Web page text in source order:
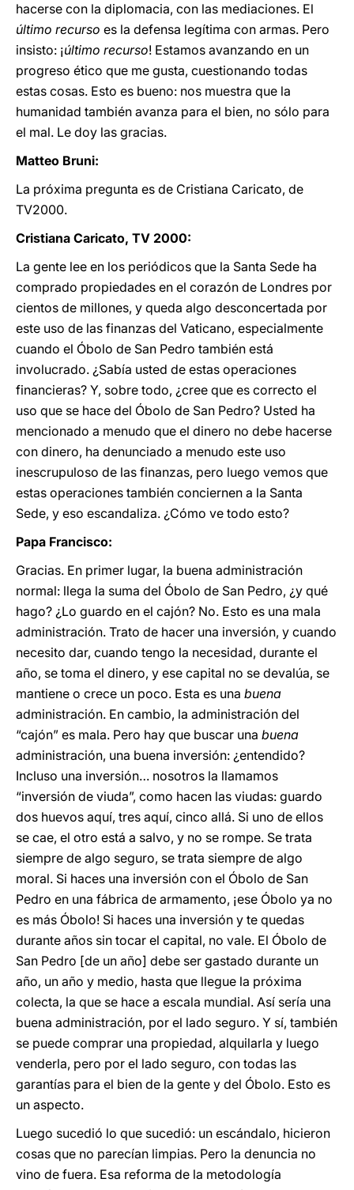
hacerse con la diplomacia, con las mediaciones. El
último recurso es la defensa legítima con armas. Pero
insisto: ¡último recurso! Estamos avanzando en un
progreso ético que me gusta, cuestionando todas
estas cosas. Esto es bueno: nos muestra que la
humanidad también avanza para el bien, no sólo para
el mal. Le doy las gracias.
Matteo Bruni:
La próxima pregunta es de Cristiana Caricato, de
TV2000.
Cristiana Caricato, TV 2000:
La gente lee en los periódicos que la Santa Sede ha
comprado propiedades en el corazón de Londres por
cientos de millones, y queda algo desconcertada por
este uso de las finanzas del Vaticano, especialmente
cuando el Óbolo de San Pedro también está
involucrado. ¿Sabía usted de estas operaciones
financieras? Y, sobre todo, ¿cree que es correcto el
uso que se hace del Óbolo de San Pedro? Usted ha
mencionado a menudo que el dinero no debe hacerse
con dinero, ha denunciado a menudo este uso
inescrupuloso de las finanzas, pero luego vemos que
estas operaciones también conciernen a la Santa
Sede, y eso escandaliza. ¿Cómo ve todo esto?
Papa Francisco:
Gracias. En primer lugar, la buena administración
normal: llega la suma del Óbolo de San Pedro, ¿y qué
hago? ¿Lo guardo en el cajón? No. Esto es una mala
administración. Trato de hacer una inversión, y cuando
necesito dar, cuando tengo la necesidad, durante el
año, se toma el dinero, y ese capital no se devalúa, se
mantiene o crece un poco. Esta es una buena
administración. En cambio, la administración del
“cajón” es mala. Pero hay que buscar una buena
administración, una buena inversión: ¿entendido?
Incluso una inversión… nosotros la llamamos
“inversión de viuda”, como hacen las viudas: guardo
dos huevos aquí, tres aquí, cinco allá. Si uno de ellos
se cae, el otro está a salvo, y no se rompe. Se trata
siempre de algo seguro, se trata siempre de algo
moral. Si haces una inversión con el Óbolo de San
Pedro en una fábrica de armamento, ¡ese Óbolo ya no
es más Óbolo! Si haces una inversión y te quedas
durante años sin tocar el capital, no vale. El Óbolo de
San Pedro [de un año] debe ser gastado durante un
año, un año y medio, hasta que llegue la próxima
colecta, la que se hace a escala mundial. Así sería una
buena administración, por el lado seguro. Y sí, también
se puede comprar una propiedad, alquilarla y luego
venderla, pero por el lado seguro, con todas las
garantías para el bien de la gente y del Óbolo. Esto es
un aspecto.
Luego sucedió lo que sucedió: un escándalo, hicieron
cosas que no parecían limpias. Pero la denuncia no
vino de fuera. Esa reforma de la metodología